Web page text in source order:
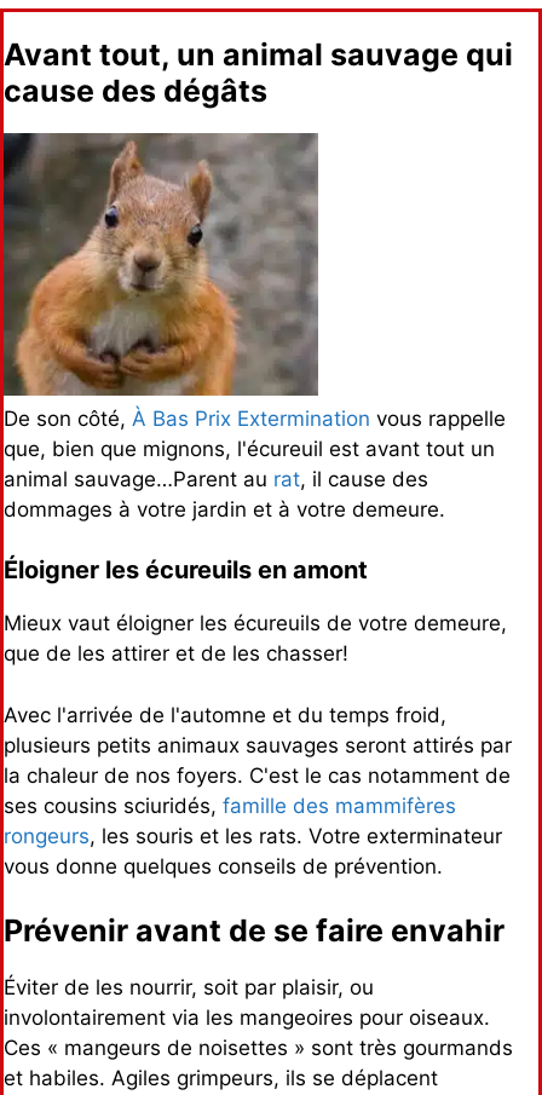
Avant tout, un animal sauvage qui
cause des dégâts
De son côté, À Bas Prix Extermination vous rappelle
que, bien que mignons, l'écureuil est avant tout un
animal sauvage…Parent au rat, il cause des
dommages à votre jardin et à votre demeure.
Éloigner les écureuils en amont
Mieux vaut éloigner les écureuils de votre demeure,
que de les attirer et de les chasser!
Avec l'arrivée de l'automne et du temps froid,
plusieurs petits animaux sauvages seront attirés par
la chaleur de nos foyers. C'est le cas notamment de
ses cousins sciuridés, famille des mammifères
rongeurs, les souris et les rats. Votre exterminateur
vous donne quelques conseils de prévention.
Prévenir avant de se faire envahir
Éviter de les nourrir, soit par plaisir, ou
involontairement via les mangeoires pour oiseaux.
Ces « mangeurs de noisettes » sont très gourmands
et habiles. Agiles grimpeurs, ils se déplacent